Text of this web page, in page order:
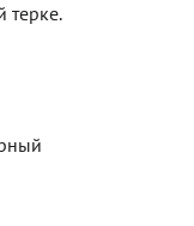
терке.